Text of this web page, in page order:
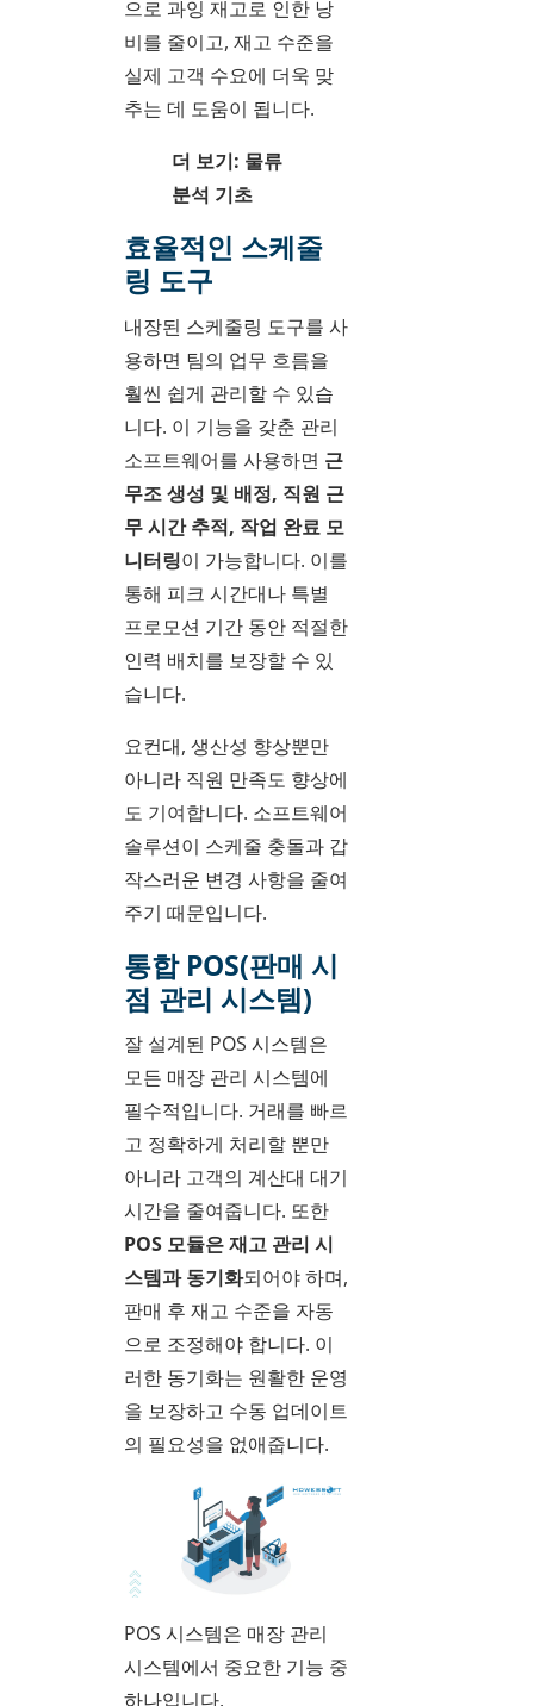
으로 과잉 재고로 인한 낭
비를 줄이고, 재고 수준을
실제 고객 수요에 더욱 맞
추는 데 도움이 됩니다.
더 보기: 물류
분석 기초
효율적인 스케줄
링 도구
내장된 스케줄링 도구를 사
용하면 팀의 업무 흐름을
훨씬 쉽게 관리할 수 있습
니다. 이 기능을 갖춘 관리
소프트웨어를 사용하면 근
무조 생성 및 배정, 직원 근
무 시간 추적, 작업 완료 모
니터링이 가능합니다. 이를
통해 피크 시간대나 특별
프로모션 기간 동안 적절한
인력 배치를 보장할 수 있
습니다.
요컨대, 생산성 향상뿐만
아니라 직원 만족도 향상에
도 기여합니다. 소프트웨어
솔루션이 스케줄 충돌과 갑
작스러운 변경 사항을 줄여
주기 때문입니다.
통합 POS(판매 시
점 관리 시스템)
잘 설계된 POS 시스템은
모든 매장 관리 시스템에
필수적입니다. 거래를 빠르
고 정확하게 처리할 뿐만
아니라 고객의 계산대 대기
시간을 줄여줍니다. 또한
POS 모듈은 재고 관리 시
스템과 동기화되어야 하며,
판매 후 재고 수준을 자동
으로 조정해야 합니다. 이
러한 동기화는 원활한 운영
을 보장하고 수동 업데이트
의 필요성을 없애줍니다.
POS 시스템은 매장 관리
시스템에서 중요한 기능 중
하나입니다.